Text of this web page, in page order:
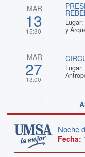
MAR
13
15:30
y
MAR
27
13:00
Noche
Fecha: